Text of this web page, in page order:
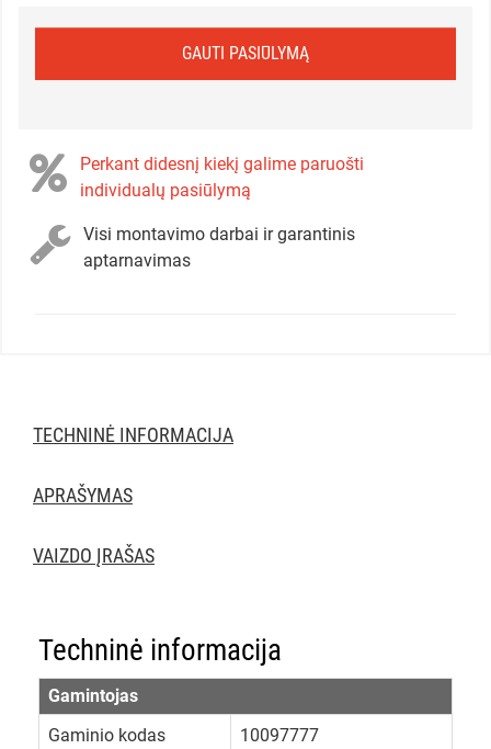
GAUTI PASIŪLYMĄ
Perkant didesnį kiekį galime paruošti
individualų pasiūlymą
Visi montavimo darbai ir garantinis
aptarnavimas
TECHNINĖ INFORMACIJA
APRAŠYMAS
VAIZDO ĮRAŠAS
Techninė informacija
Gamintojas
Gaminio kodas
10097777